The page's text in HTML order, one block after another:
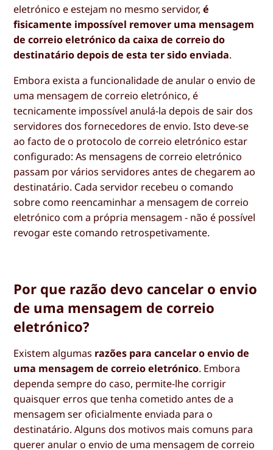
eletrónico e estejam no mesmo servidor,é
fisicamente impossível remover uma mensagem
de correio eletrónico da caixa de correio do
destinatário depois de esta ter sido enviada.
Embora exista a funcionalidade de anular o envio de
uma mensagem de correio eletrónico, é
tecnicamente impossível anulá-la depois de sair dos
servidores dos fornecedores de envio. Isto deve-se
ao facto de o protocolo de correio eletrónico estar
configurado: As mensagens de correio eletrónico
passam por vários servidores antes de chegarem ao
destinatário. Cada servidor recebeu o comando
sobre como reencaminhar a mensagem de correio
eletrónico com a própria mensagem - não é possível
revogar este comando retrospetivamente.
Por que razão devo cancelar o envio
de uma mensagem de correio
eletrónico?
Existem algumas razões para cancelar o envio de
uma mensagem de correio eletrónico. Embora
dependa sempre do caso, permite-lhe corrigir
quaisquer erros que tenha cometido antes de a
mensagem ser oficialmente enviada para o
destinatário. Alguns dos motivos mais comuns para
querer anular o envio de uma mensagem de correio